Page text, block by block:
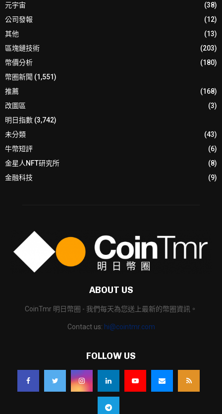
元宇宙
(38)
公司發報
(12)
其他
(13)
區塊鏈技術
(203)
幣價分析
(180)
幣圈新聞 (1,551)
推薦
(168)
改圖區
(3)
明日指數 (3,742)
未分類
(43)
牛幣短評
(6)
金星人NFT研究所
(8)
金融科技
(9)
ABOUT US
CoinTmr 明日幣圈 - 我們每天為您送上最新的幣圈資訊。
Contact us: hi@cointmr.com
FOLLOW US